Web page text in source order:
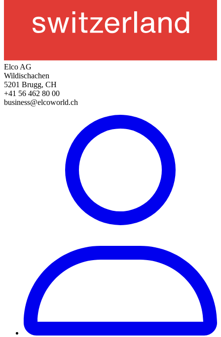
Elco AG
Wildischachen
5201 Brugg, CH
+41 56 462 80 00
business@elcoworld.ch